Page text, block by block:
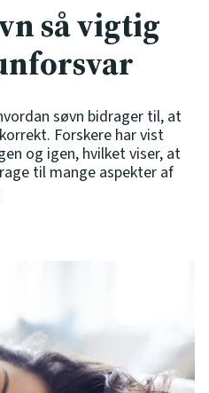
så vigtig
søvn bidrager til, at
Forskere har vist
og igen, hvilket viser, at
til mange aspekter af